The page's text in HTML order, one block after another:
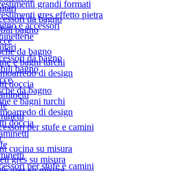
grandi formati
gres effetto pietra
e accessori
da bagno
bagno
da bagno
e bagni turchi
di design
doccia
per stufe e camini
da bagno
bagno
da bagno
e bagni turchi
di design
doccia
per stufe e camini
cucina su misura
gres su misura